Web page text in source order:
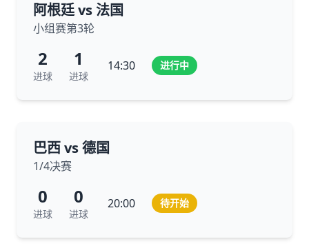
阿根廷 vs 法国
小组赛第3轮
2
进球
1
进球
14:30 进行中
巴西 vs 德国
1/4决赛
0
进球
0
进球
20:00 待开始